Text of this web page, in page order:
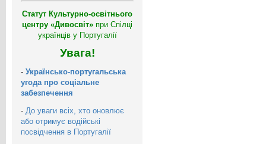
Статут Культурно-освітнього
центру «Дивосвіт» при Спілці
українців у Португалії
Увага!
- Українсько-португальська
угода про соціальне
забезпечення
- До уваги всіх, хто оновлює
або отримує водійські
посвідчення в Португалії